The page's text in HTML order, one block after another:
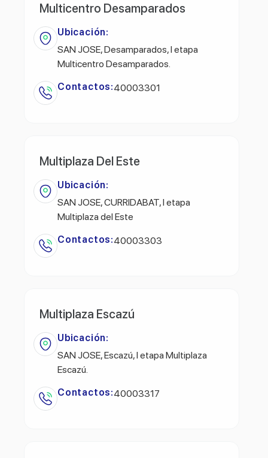
Multicentro Desamparados
Ubicación:
SAN JOSE, Desamparados, l etapa
Multicentro Desamparados.
Contactos:40003301
Multiplaza Del Este
Ubicación:
SAN JOSE, CURRIDABAT, l etapa
Multiplaza del Este
Contactos:40003303
Multiplaza Escazú
Ubicación:
SAN JOSE, Escazú, l etapa Multiplaza
Escazú.
Contactos:40003317